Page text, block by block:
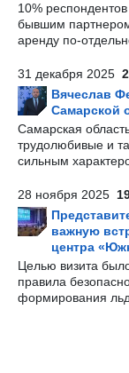
10%
бывшим партнером
аренду по-
31 декабря 2025
Вячеслав
Самарской
Самарская
трудолюбивые и
сильным
28 ноября 2025
важную
центра
Целью визита
правила
формирования